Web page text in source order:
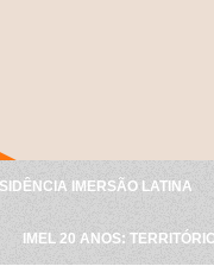
IMERSÃO LATINA
IMEL 20 ANOS: